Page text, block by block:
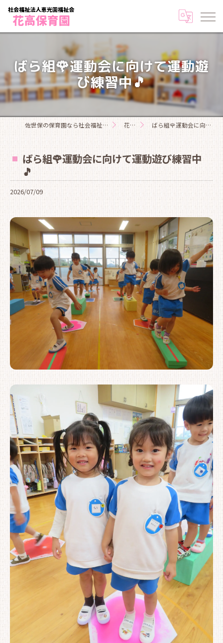
ばら組🌹運動会に向けて運動遊
び練習中🎵
佐世保の保育園なら社会福祉法人恵光園福祉会花高保育園 花高日記 ばら組🌹運動会に向けて運動遊び練習中🎵
ばら組🌹運動会に向けて運動遊び練習中
🎵
2026/07/09